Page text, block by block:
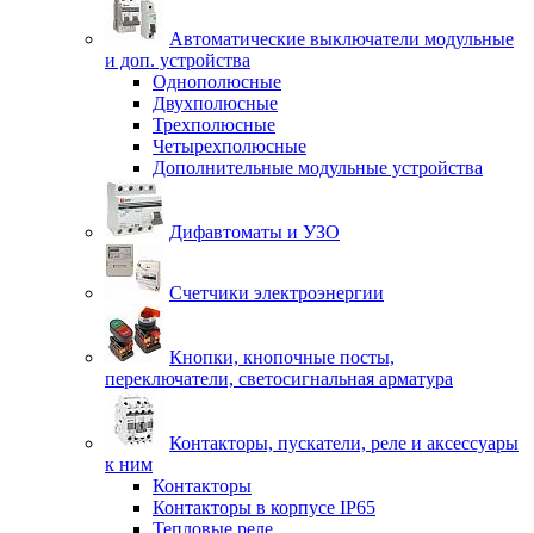
Автоматические выключатели модульные
и доп. устройства
Однополюсные
Двухполюсные
Трехполюсные
Четырехполюсные
Дополнительные модульные устройства
Дифавтоматы и УЗО
Счетчики электроэнергии
Кнопки, кнопочные посты,
переключатели, светосигнальная арматура
Контакторы, пускатели, реле и аксессуары
к ним
Контакторы
Контакторы в корпусе IP65
Тепловые реле